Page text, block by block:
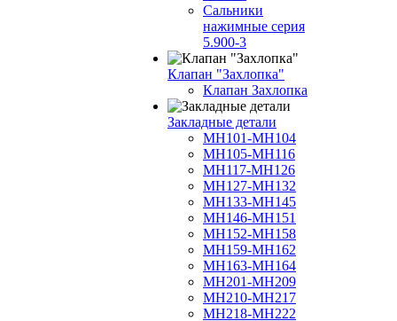
Сальники
нажимные серия
5.900-3
Клапан "Захлопка"
Клапан Захлопка
Закладные детали
МН101-МН104
МН105-МН116
МН117-МН126
МН127-МН132
МН133-МН145
МН146-МН151
МН152-МН158
МН159-МН162
МН163-МН164
МН201-МН209
МН210-МН217
МН218-МН222